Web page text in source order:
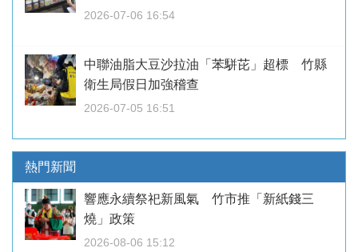
2026-07-06 16:54
中聯油脂大豆沙拉油「苯駢芘」超標 竹縣
衛生局假日加強稽查
2026-07-05 16:51
熱門新聞
響應永續祭祀新風氣 竹市推「新紙錢三
燒」政策
2026-08-06 15:12